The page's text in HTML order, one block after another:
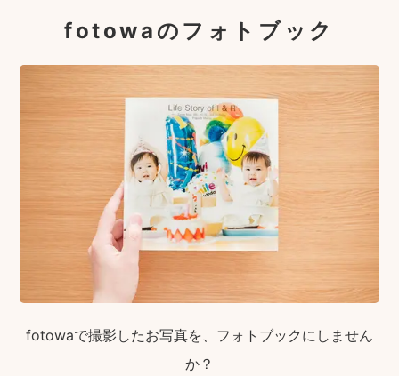
fotowaのフォトブック
fotowaで撮影したお写真を、フォトブックにしません
か？